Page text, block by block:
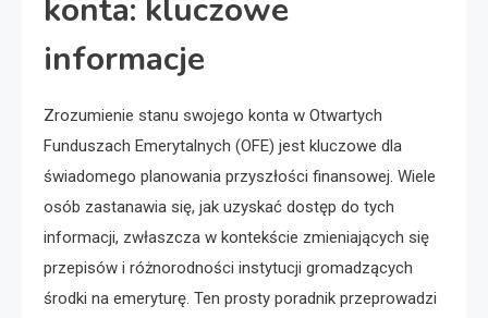
konta: kluczowe
informacje
Zrozumienie stanu swojego konta w Otwartych
Funduszach Emerytalnych (OFE) jest kluczowe dla
świadomego planowania przyszłości finansowej. Wiele
osób zastanawia się, jak uzyskać dostęp do tych
informacji, zwłaszcza w kontekście zmieniających się
przepisów i różnorodności instytucji gromadzących
środki na emeryturę. Ten prosty poradnik przeprowadzi